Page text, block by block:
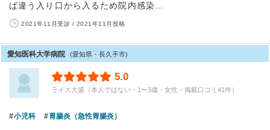
ば違う入り口から入るため院内感染…
2021年11月受診 / 2021年11月投稿
愛知医科大学病院 (愛知県・長久手市)
5.0
ライス大盛（本人ではない・1〜3歳・女性・掲載口コミ41件）
小児科 胃腸炎（急性胃腸炎）